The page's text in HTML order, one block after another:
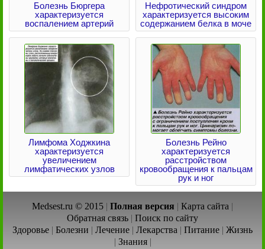
Болезнь Бюргера
характеризуется
воспалением артерий
Нефротический синдром
характеризуется высоким
содержанием белка в моче
Лимфома Ходжкина
характеризуется
увеличением
лимфатических узлов
Болезнь Рейно
характеризуется
расстройством
кровообращения к пальцам
рук и ног
Medsest.ru © 2015 | Полная версия | Карта сайта |
Обратная связь | Поиск по сайту
Здоровье | Болезни | Лечение | Лекарства | Питание | Жизнь
| Знания|